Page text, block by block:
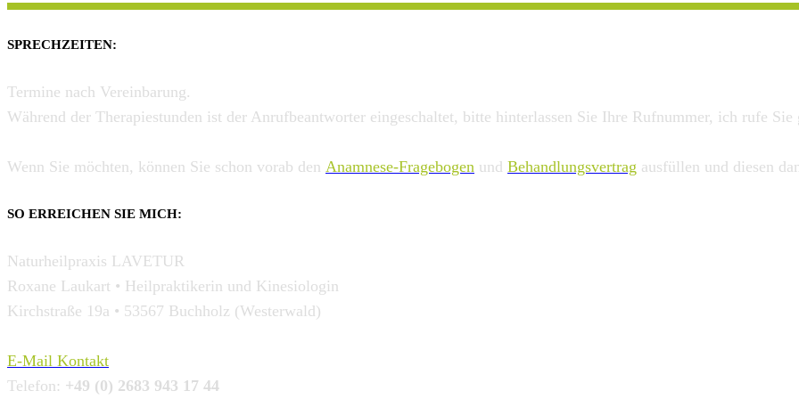
SPRECHZEITEN:
Termine nach Vereinbarung.
Während der Therapiestunden ist der Anrufbeantworter eingeschaltet, bitte hinterlassen Sie Ihre Rufnummer, ich rufe Sie
Wenn Sie möchten, können Sie schon vorab den Anamnese-Fragebogen und Behandlungsvertrag ausfüllen und diesen
SO ERREICHEN SIE MICH:
Naturheilpraxis LAVETUR
Roxane Laukart • Heilpraktikerin und Kinesiologin
Kirchstraße 19a • 53567 Buchholz (Westerwald)
E-Mail Kontakt
Telefon: +49 (0) 2683 943 17 44